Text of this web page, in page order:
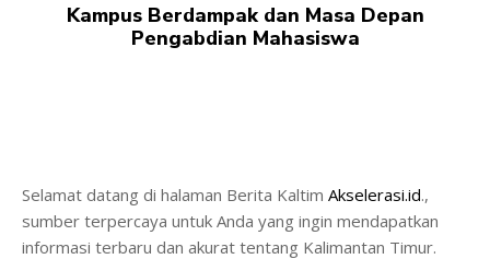
Kampus Berdampak dan Masa Depan
Pengabdian Mahasiswa
Selamat datang di halaman Berita Kaltim Akselerasi.id.,
sumber terpercaya untuk Anda yang ingin mendapatkan
informasi terbaru dan akurat tentang Kalimantan Timur.